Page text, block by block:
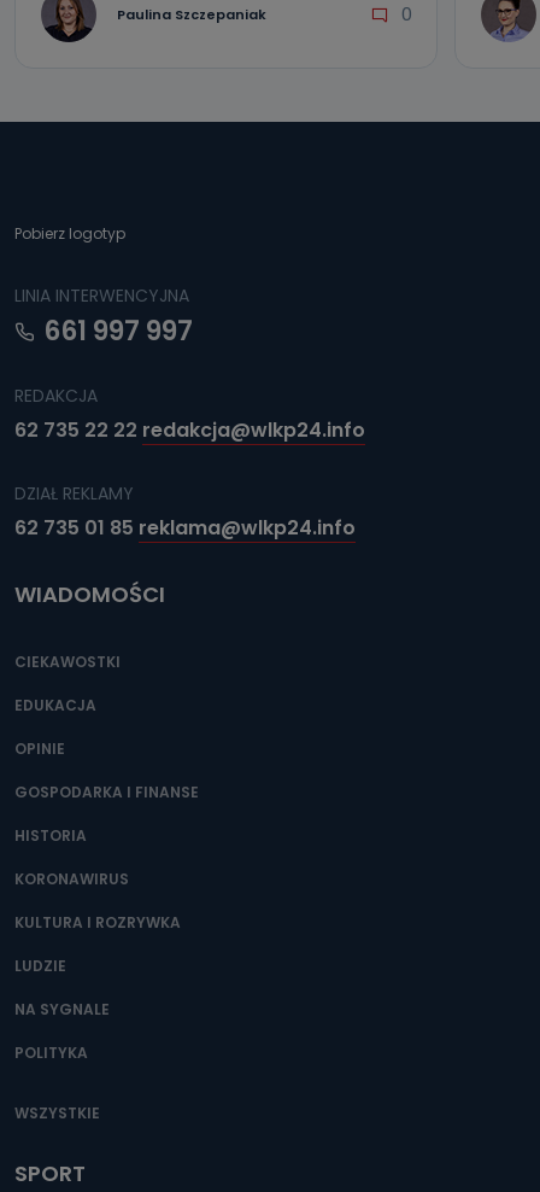
Paulina Szczepaniak 0
Pobierz logotyp
LINIA INTERWENCYJNA
661 997 997
REDAKCJA
62 735 22 22 redakcja@wlkp24.info
DZIAŁ REKLAMY
62 735 01 85 reklama@wlkp24.info
WIADOMOŚCI
CIEKAWOSTKI
EDUKACJA
OPINIE
GOSPODARKA I FINANSE
HISTORIA
KORONAWIRUS
KULTURA I ROZRYWKA
LUDZIE
NA SYGNALE
POLITYKA
WSZYSTKIE
SPORT